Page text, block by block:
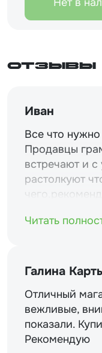
Отзывы
Иван
Все что нужно
Продавцы
встречают и
растолкуют
Читать
Галина
Отличный
вежливые,
показали.
Рекомендую